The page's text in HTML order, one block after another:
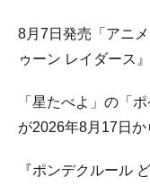
8月7日発売「アニ
ゥーン レイダース
「星たべよ」の「
が2026年8月17日か
『ポンデクルール